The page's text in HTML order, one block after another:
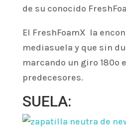
de su conocido
El FreshFoamX la
mediasuela y que sin
marcando un giro 180º
predecesores.
SUELA: